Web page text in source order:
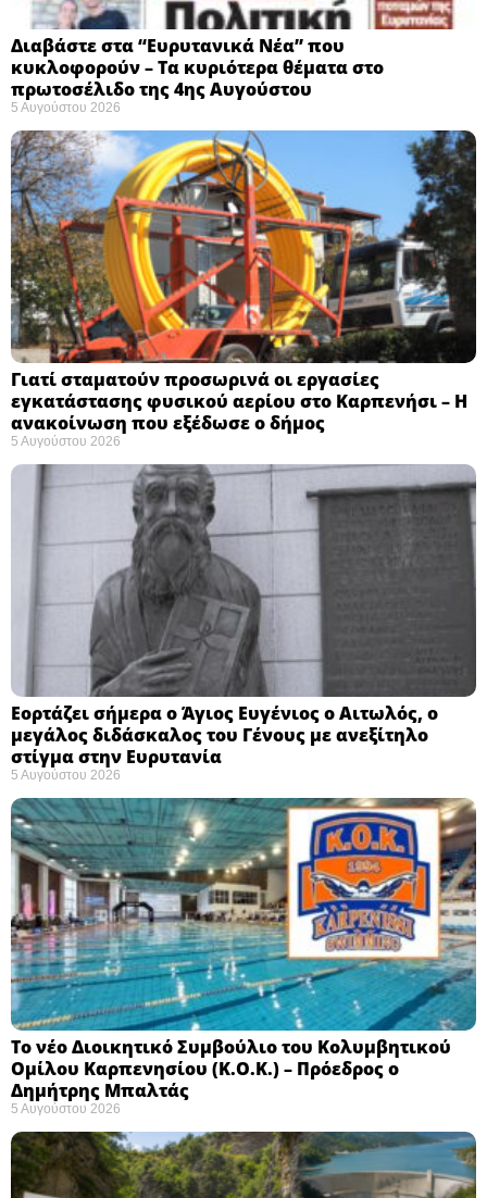
Διαβάστε στα “Ευρυτανικά Νέα” που
κυκλοφορούν – Τα κυριότερα θέματα στο
πρωτοσέλιδο της 4ης Αυγούστου
5 Αυγούστου 2026
Γιατί σταματούν προσωρινά οι εργασίες
εγκατάστασης φυσικού αερίου στο Καρπενήσι – Η
ανακοίνωση που εξέδωσε ο δήμος
5 Αυγούστου 2026
Εορτάζει σήμερα ο Άγιος Ευγένιος ο Αιτωλός, ο
μεγάλος διδάσκαλος του Γένους με ανεξίτηλο
στίγμα στην Ευρυτανία
5 Αυγούστου 2026
Το νέο Διοικητικό Συμβούλιο του Κολυμβητικού
Ομίλου Καρπενησίου (Κ.Ο.Κ.) – Πρόεδρος ο
Δημήτρης Μπαλτάς
5 Αυγούστου 2026